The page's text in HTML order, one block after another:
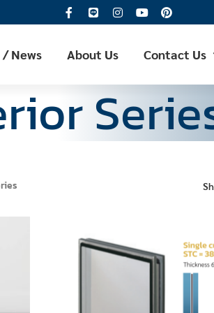
/ News About Us Contact Us